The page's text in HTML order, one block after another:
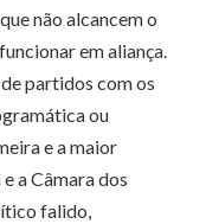
não alcancem o
em aliança.
partidos com os
ou
e a maior
a Câmara dos
falido,